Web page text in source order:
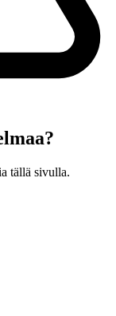
tällä sivulla.